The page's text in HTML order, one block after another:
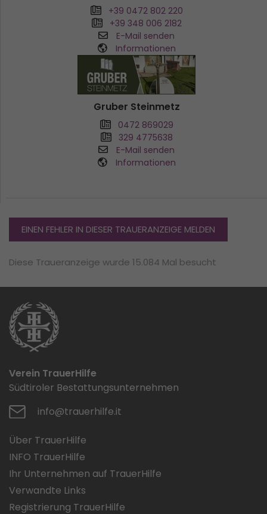
+39 0472 802 220
+39 348 006 2182
E-Mail senden
Informationen
Gruber Steinmetz
0472 869029
329 4775638
E-Mail senden
Informationen
EINEN FEHLER IN DIESER TRAUERANZEIGE MELDEN
Diese Traueranzeige wurde 15.084 Mal besucht
Verein TrauerHilfe
Südtiroler Bestattungsunternehmen
info@trauerhilfe.it
Über TrauerHilfe
INFO TrauerHilfe
Ihr Unternehmen auf TrauerHilfe
Verwandte Links
Registrierung TrauerHilfe